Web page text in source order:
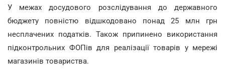
У межах досудового розслідування до державного
бюджету повністю відшкодовано понад 25 млн грн
несплачених податків. Також припинено використання
підконтрольних ФОПів для реалізації товарів у мережі
магазинів товариства.